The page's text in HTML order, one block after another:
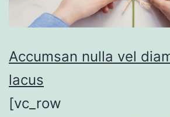
Accumsan nulla vel
lacus
[vc_row